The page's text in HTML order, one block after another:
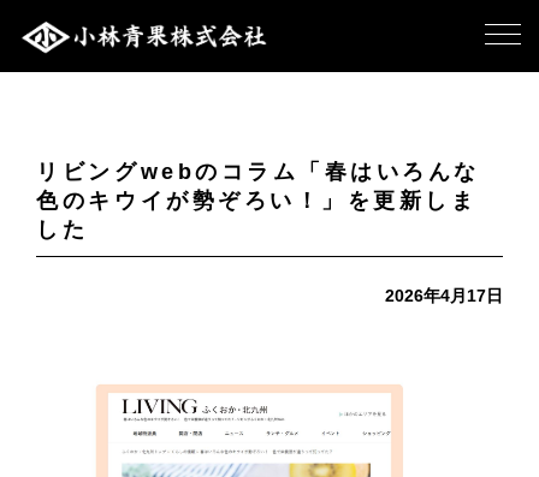
リビングwebのコラム「春はいろんな
色のキウイが勢ぞろい！」を更新しま
した
2026年4月17日